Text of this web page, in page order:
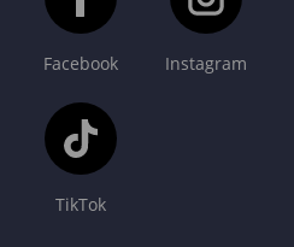
Facebook Instagram
TikTok